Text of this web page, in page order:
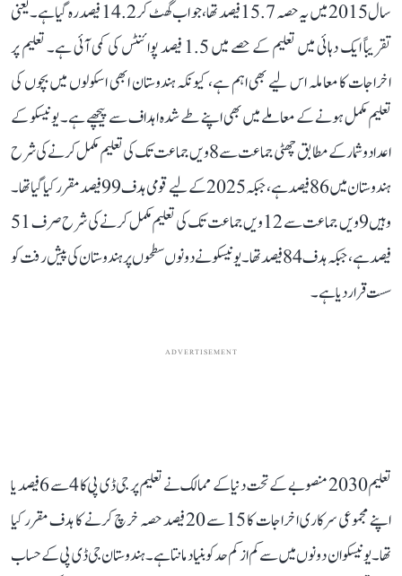
سال 2015 میں یہ حصہ 15.7 فیصد تھا، جو اب گھٹ کر 14.2 فیصد رہ گیا ہے۔ یعنی
تقریباً ایک دہائی میں تعلیم کے حصے میں 1.5 فیصد پوائنٹس کی کمی آئی ہے۔ تعلیم پر
اخراجات کا معاملہ اس لیے بھی اہم ہے، کیونکہ ہندوستان ابھی اسکولوں میں بچوں کی
تعلیم مکمل ہونے کے معاملے میں بھی اپنے طے شدہ اہداف سے پیچھے ہے۔ یونیسکو کے
اعداد و شمار کے مطابق چھٹی جماعت سے 8ویں جماعت تک کی تعلیم مکمل کرنے کی شرح
ہندوستان میں 86 فیصد ہے، جبکہ 2025 کے لیے قومی ہدف 99 فیصد مقرر کیا گیا تھا۔
وہیں 9ویں جماعت سے 12ویں جماعت تک کی تعلیم مکمل کرنے کی شرح صرف 51
فیصد ہے، جبکہ ہدف 84 فیصد تھا۔ یونیسکو نے دونوں سطحوں پر ہندوستان کی پیش رفت کو
سست قرار دیا ہے۔
ADVERTISEMENT
تعلیم 2030 منصوبے کے تحت دنیا کے ممالک نے تعلیم پر جی ڈی پی کا 4 سے 6 فیصد یا
اپنے مجموعی سرکاری اخراجات کا 15 سے 20 فیصد حصہ خرچ کرنے کا ہدف مقرر کیا
تھا۔ یونیسکو ان دونوں میں سے کم از کم حد کو بنیاد مانتا ہے۔ ہندوستان جی ڈی پی کے حساب